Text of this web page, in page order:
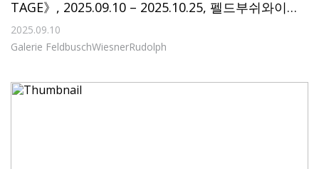
TAGE》, 2025.09.10 – 2025.10.25, 펠드부쉬와이즈
너루돌프
2025.09.10
Galerie FeldbuschWiesnerRudolph